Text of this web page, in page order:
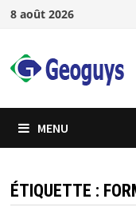
Passer
contenu
8 août 2026
MENU
ÉTIQUETTE :